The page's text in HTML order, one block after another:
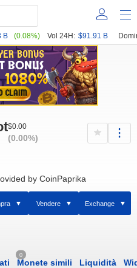
B (0.08%) Vol 24H: $91.91 B
$0.00
(0.00%)
by CoinPaprika
Vendere Exchange
0
Monete simili Liquidità